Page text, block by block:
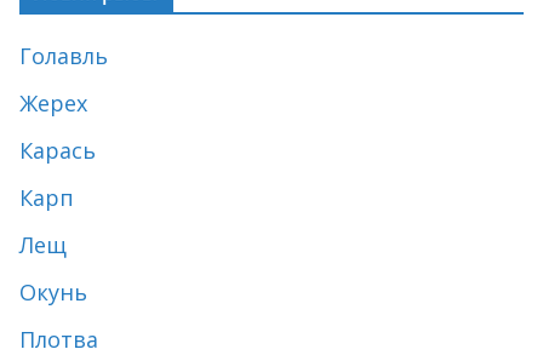
Голавль
Жерех
Карась
Карп
Лещ
Окунь
Плотва